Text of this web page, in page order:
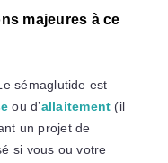
majeures à ce
sémaglutide est
ou d’allaitement (il
un projet de
si vous ou votre